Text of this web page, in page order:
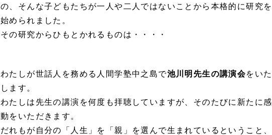
の、そんな子どもたちが一人や二人ではないことから本格的に研究を
始められました。
その研究からひもとかれるものは・・・・
わたしが世話人を務める人間学塾中之島で池川明先生の講演会をいた
します。
わたしは先生の講演を何度も拝聴していますが、そのたびに新たに感
動をいただきます。
だれもが自分の「人生」を「親」を選んで生まれているということ、